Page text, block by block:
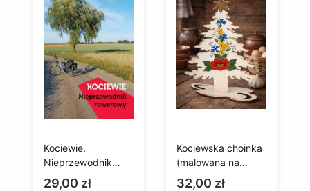
Kociewie.
Nieprzewodnik
rowerowy
Cena
29,00 zł
Kociewska choinka
(malowana na
drewnie)
Cena
32,00 zł